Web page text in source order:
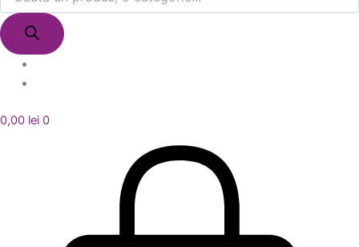
0,00 lei 0